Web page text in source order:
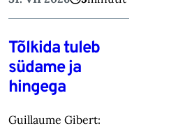
Tõlkida tuleb
südame ja
hingega
Guillaume Gibert: